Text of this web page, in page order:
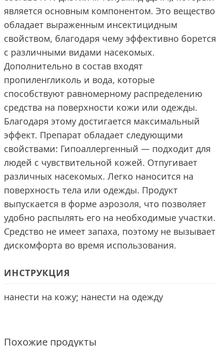
является основным компонентом. Это вещество
обладает выраженным инсектицидным
свойством, благодаря чему эффективно борется
с различными видами насекомых.
Дополнительно в состав входят
пропиленгликоль и вода, которые
способствуют равномерному распределению
средства на поверхности кожи или одежды.
Благодаря этому достигается максимальный
эффект. Препарат обладает следующими
свойствами: Гипоаллергенный — подходит для
людей с чувствительной кожей. Отпугивает
различных насекомых. Легко наносится на
поверхность тела или одежды. Продукт
выпускается в форме аэрозоля, что позволяет
удобно распылять его на необходимые участки.
Средство не имеет запаха, поэтому не вызывает
дискомфорта во время использования.
ИНСТРУКЦИЯ
нанести на кожу; нанести на одежду
Похожие продукты